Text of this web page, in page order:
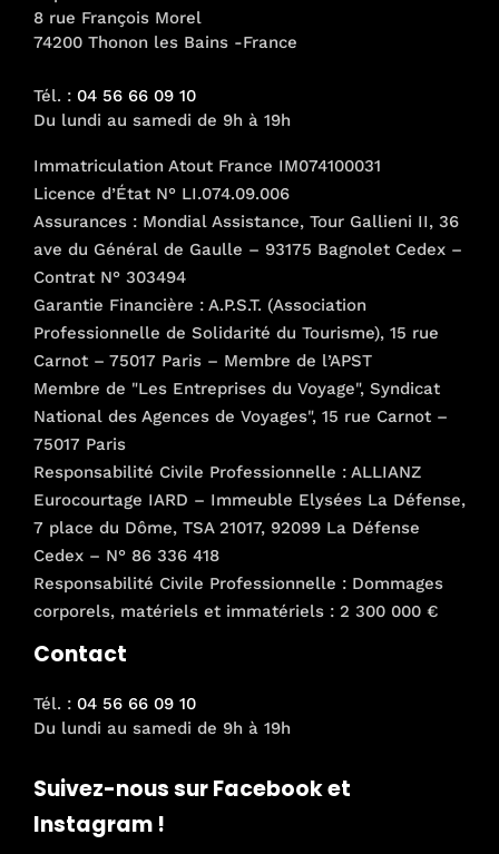
8 rue François Morel
74200 Thonon les Bains -France
Tél. : 04 56 66 09 10
Du lundi au samedi de 9h à 19h
Immatriculation Atout France IM074100031
Licence d’État N° LI.074.09.006
Assurances : Mondial Assistance, Tour Gallieni II, 36
ave du Général de Gaulle – 93175 Bagnolet Cedex –
Contrat N° 303494
Garantie Financière : A.P.S.T. (Association
Professionnelle de Solidarité du Tourisme), 15 rue
Carnot – 75017 Paris – Membre de l’APST
Membre de "Les Entreprises du Voyage", Syndicat
National des Agences de Voyages", 15 rue Carnot –
75017 Paris
Responsabilité Civile Professionnelle : ALLIANZ
Eurocourtage IARD – Immeuble Elysées La Défense,
7 place du Dôme, TSA 21017, 92099 La Défense
Cedex – N° 86 336 418
Responsabilité Civile Professionnelle : Dommages
corporels, matériels et immatériels : 2 300 000 €
Contact
Tél. : 04 56 66 09 10
Du lundi au samedi de 9h à 19h
Suivez-nous sur Facebook et
Instagram !